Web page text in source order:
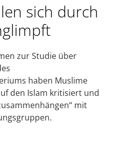
sich durch
zur Studie über
haben Muslime
den Islam kritisiert und
mit